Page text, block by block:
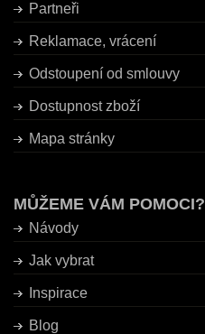
Partneři
Reklamace, vrácení
Odstoupení od smlouvy
Dostupnost zboží
Mapa stránky
MŮŽEME VÁM POMOCI?
Návody
Jak vybrat
Inspirace
Blog